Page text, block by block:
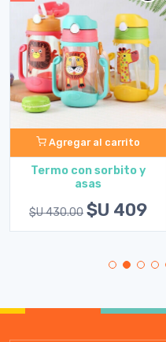
Agregar al carrito
Termo con sorbito y
asas
$U 430.00 $U 409